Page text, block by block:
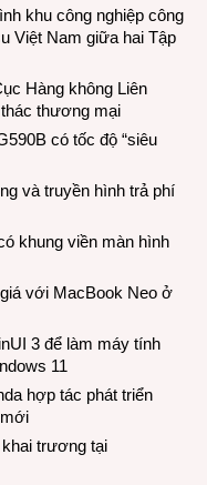
khu công nghiệp công
Việt Nam giữa hai Tập
Hàng không Liên
thương mại
có tốc độ “siêu
và truyền hình trả phí
khung viền màn hình
với MacBook Neo ở
3 để làm máy tính
11
hợp tác phát triển
trương tại